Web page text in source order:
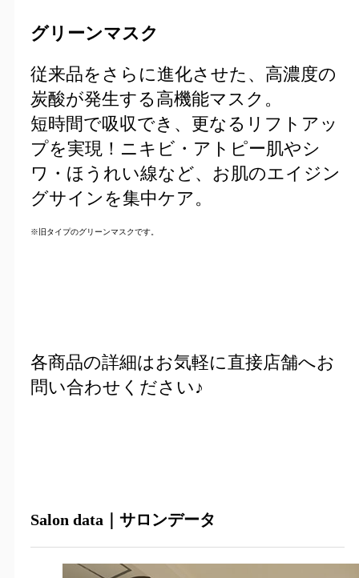
グリーンマスク
従来品をさらに進化させた、高濃度の
炭酸が発生する高機能マスク。
短時間で吸収でき、更なるリフトアッ
プを実現！ニキビ・アトピー肌やシ
ワ・ほうれい線など、お肌のエイジン
グサインを集中ケア。
※旧タイプのグリーンマスクです。
各商品の詳細はお気軽に直接店舗へお
問い合わせください♪
Salon data｜サロンデータ